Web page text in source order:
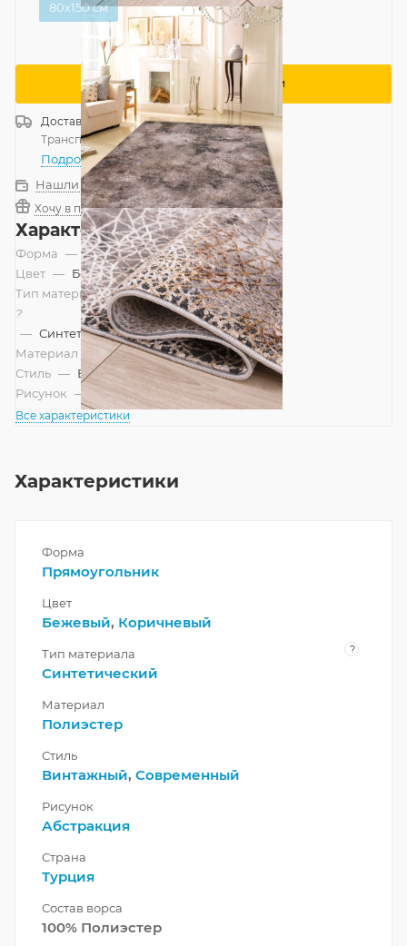
80x150 см
Сообщить о поступлении
Доставка
Россия
Транспортной компанией—бесплатно
Подробнее
Нашли дешевле?
Хочу в подарок
Характеристики
Форма — Прямоугольник
Цвет — Бежевый, Коричневый
Тип материала
?
— Синтетический
Материал
Полиэстер
Стиль — Винтажный, Современный
Рисунок — Абстракция
Все характеристики
Характеристики
Форма
Прямоугольник
Цвет
Бежевый, Коричневый
Тип материала ?
Синтетический
Материал
Полиэстер
Стиль
Винтажный, Современный
Рисунок
Абстракция
Страна
Турция
Состав ворса
100% Полиэстер